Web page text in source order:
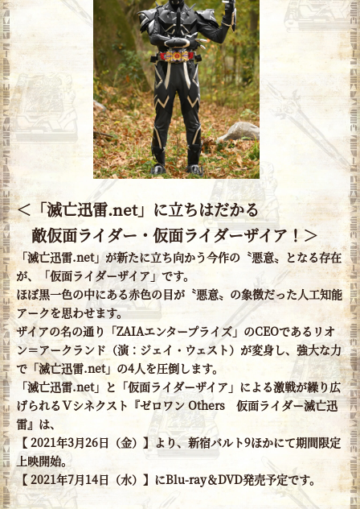
＜「滅亡迅雷.net」に立ちはだかる
敵仮面ライダー・仮面ライダーザイア！＞
「滅亡迅雷.net」が新たに立ち向かう今作の〝悪意〟となる存在
が、「仮面ライダーザイア」です。
ほぼ黒一色の中にある赤色の目が〝悪意〟の象徴だった人工知能
アークを思わせます。
ザイアの名の通り「ZAIAエンタープライズ」のCEOであるリオ
ン＝アークランド（演：ジェイ・ウェスト）が変身し、強大な力
で「滅亡迅雷.net」の4人を圧倒します。
「滅亡迅雷.net」と「仮面ライダーザイア」による激戦が繰り広
げられるＶシネクスト『ゼロワン Others 仮面ライダー滅亡迅
雷』は、
【 2021年3月26日（金）】より、新宿バルト9ほかにて期間限定
上映開始。
【 2021年7月14日（水）】にBlu-ray＆DVD発売予定です。